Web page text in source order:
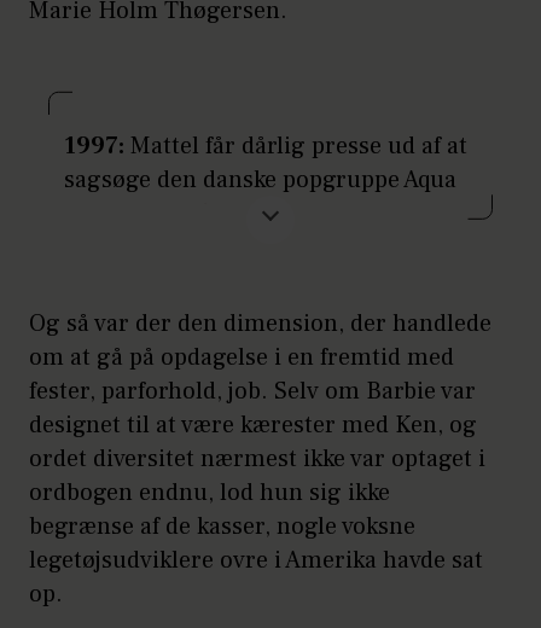
Marie Holm Thøgersen.
1997: Mattel får dårlig presse ud af at
sagsøge den danske popgruppe Aqua
for at bruge firmaets brand i
og Mattel sender en serie tegnefilm
på markedet, hvor Barbie får
hovedrollen i Nøddeknækkeren og
optræder som havfrue og prinsesse.
2014:Barbie får sin egen Instagram-
konto@barbiestyle
2016:Det rammer forsiden på Time
Og så var der den dimension, der handlede
om at gå på opdagelse i en fremtid med
fester, parforhold, job. Selv om Barbie var
designet til at være kærester med Ken, og
ordet diversitet nærmest ikke var optaget i
ordbogen endnu, lod hun sig ikke
begrænse af de kasser, nogle voksne
legetøjsudviklere ovre i Amerika havde sat
op.